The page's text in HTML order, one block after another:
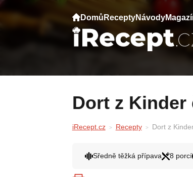
Domů ReceptyNávody
Dort z
iRecept.cz Recepty Dort z
Sředně těžká přípava 8 porcí